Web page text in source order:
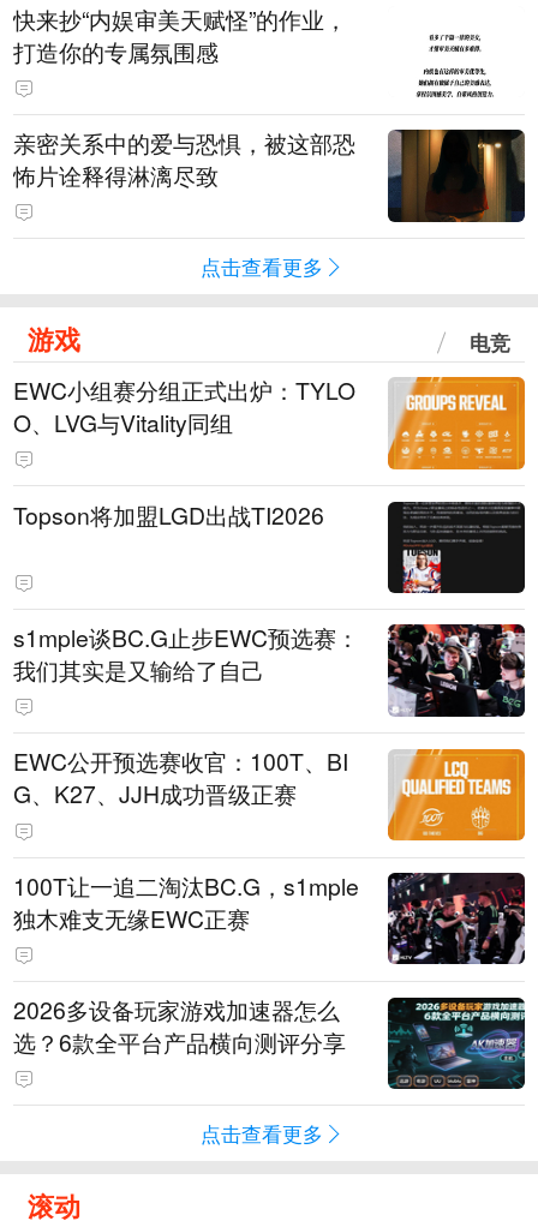
快来抄“内娱审美天赋怪”的作业，
打造你的专属氛围感
亲密关系中的爱与恐惧，被这部恐
怖片诠释得淋漓尽致
点击查看更多
游戏 电竞
EWC小组赛分组正式出炉：TYLO
O、LVG与Vitality同组
Topson将加盟LGD出战TI2026
s1mple谈BC.G止步EWC预选赛：
我们其实是又输给了自己
EWC公开预选赛收官：100T、BI
G、K27、JJH成功晋级正赛
100T让一追二淘汰BC.G，s1mple
独木难支无缘EWC正赛
2026多设备玩家游戏加速器怎么
选？6款全平台产品横向测评分享
点击查看更多
滚动